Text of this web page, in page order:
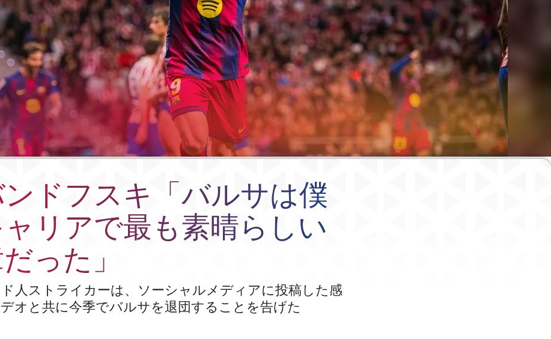
ンドフスキ「バルサは僕
リアで最も素晴らしい
った」
人ストライカーは、ソーシャルメディアに投稿した感
オと共に今季でバルサを退団することを告げた